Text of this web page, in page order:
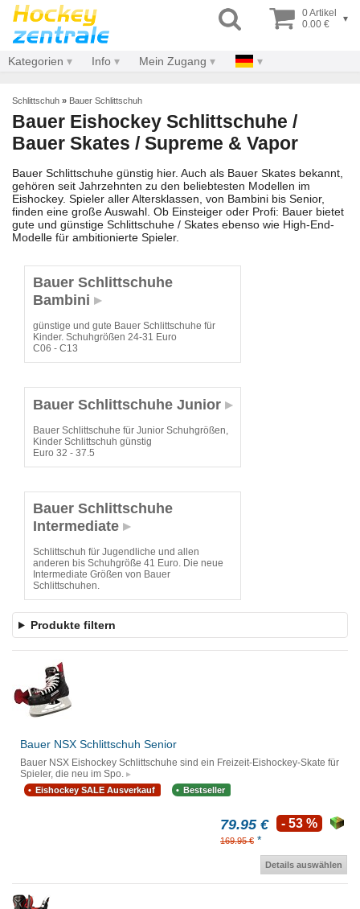
0 Artikel
0.00 €
▾
Kategorien Info Mein Zugang
Schlittschuh » Bauer Schlittschuh
Bauer Eishockey Schlittschuhe /
Bauer Skates / Supreme & Vapor
Bauer Schlittschuhe günstig hier. Auch als Bauer Skates bekannt,
gehören seit Jahrzehnten zu den beliebtesten Modellen im
Eishockey. Spieler aller Altersklassen, von Bambini bis Senior,
finden eine große Auswahl. Ob Einsteiger oder Profi: Bauer bietet
gute und günstige Schlittschuhe / Skates ebenso wie High-End-
Modelle für ambitionierte Spieler.
Bauer Schlittschuhe
Bambini
günstige und gute Bauer Schlittschuhe für
Kinder. Schuhgrößen 24-31 Euro
C06 - C13
Bauer Schlittschuhe Junior
Bauer Schlittschuhe für Junior Schuhgrößen,
Kinder Schlittschuh günstig
Euro 32 - 37.5
Bauer Schlittschuhe
Intermediate
Schlittschuh für Jugendliche und allen
anderen bis Schuhgröße 41 Euro. Die neue
Intermediate Größen von Bauer
Schlittschuhen.
Produkte filtern
Bauer NSX Schlittschuh Senior
Bauer NSX Eishockey Schlittschuhe sind ein Freizeit-Eishockey-Skate für
Spieler, die neu im Spo.
Eishockey SALE Ausverkauf Bestseller
79.95 €
169.95 € *
- 53 %
Details auswählen